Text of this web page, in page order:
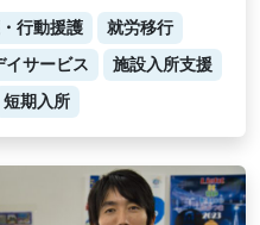
行動援護
就労移行
イサービス
施設入所支援
短期入所